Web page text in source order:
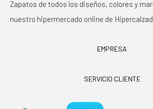
Zapatos de todos los diseños, colores y
nuestro hipermercado online de
EMPRESA
SERVICIO CLIENTE